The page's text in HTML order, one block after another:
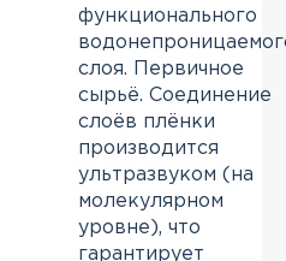
функционального
слоя. Первичное
сырьё. Соединение
слоёв плёнки
производится
ультразвуком (на
молекулярном
уровне), что
гарантирует